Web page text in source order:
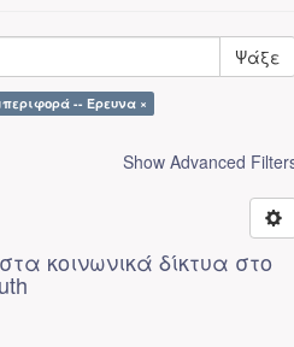
Ψάξε
-- Έρευνα ×
Show Advanced
κοινωνικά δίκτυα στο